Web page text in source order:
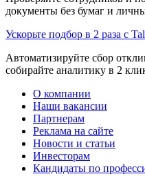
документы без бумаг и
Ускорьте подбор в 2 раза с
Автоматизируйте сбор
собирайте аналитику в 2
О компании
Наши вакансии
Партнерам
Реклама на сайте
Новости и статьи
Инвесторам
Кандидаты по